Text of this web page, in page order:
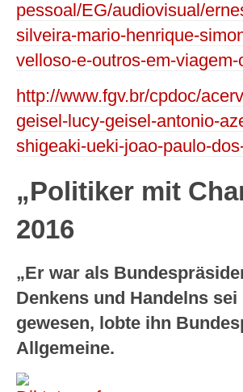
pessoal/EG/audiovisual/
silveira-mario-henrique-
velloso-e-outros-em-viagem-
http://www.fgv.br/cpdoc/
geisel-lucy-geisel-antonio-
shigeaki-ueki-joao-paulo-
„Politiker mit
2016
„Er war als
Denkens und Handelns
gewesen, lobte ihn
Allgemeine.